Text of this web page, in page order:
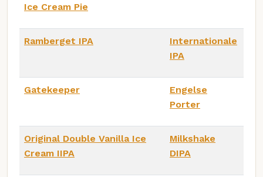
Ice Cream Pie
Ramberget IPA
Internationale
IPA
Gatekeeper
Engelse
Porter
Original Double Vanilla Ice
Cream IIPA
Milkshake
DIPA